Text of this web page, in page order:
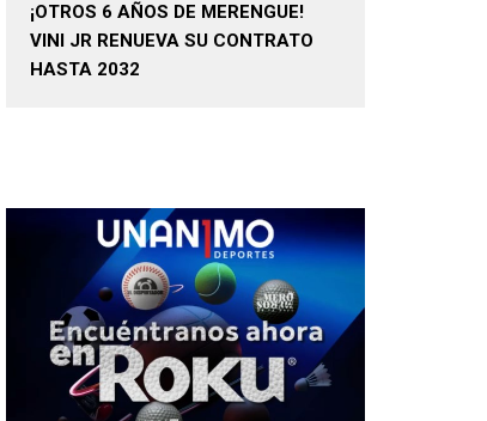
¡OTROS 6 AÑOS DE MERENGUE!
VINI JR RENUEVA SU CONTRATO
HASTA 2032